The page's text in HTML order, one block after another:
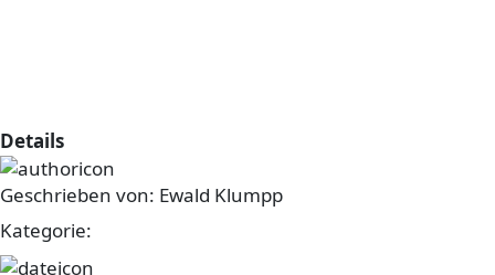
Details
Geschrieben von: Ewald Klumpp
Kategorie: